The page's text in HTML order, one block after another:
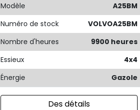
Modèle
A25BM
Numéro de stock
VOLVOA25BM
Nombre d'heures
9900 heures
Essieux
4x4
Énergie
Gazole
Des détails